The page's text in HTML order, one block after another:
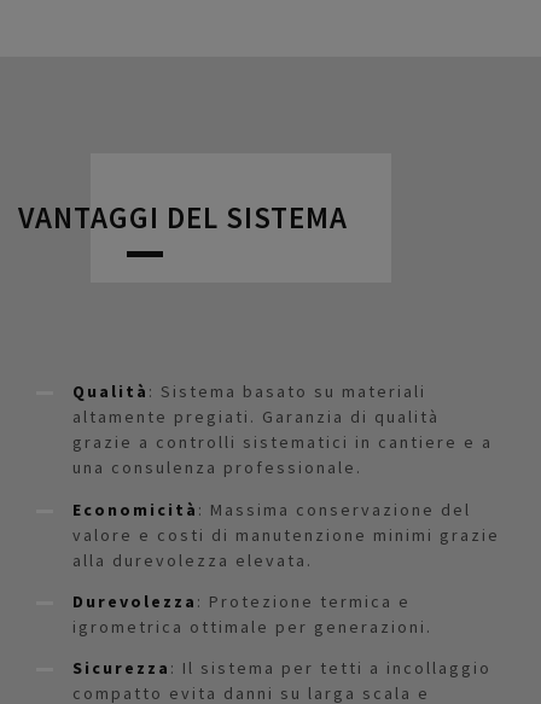
VANTAGGI DEL SISTEMA
Qualità : Sistema basato su materiali
altamente pregiati. Garanzia di qualità
grazie a controlli sistematici in cantiere e a
una consulenza professionale.
Economicità : Massima conservazione del
valore e costi di manutenzione minimi grazie
alla durevolezza elevata.
Durevolezza : Protezione termica e
igrometrica ottimale per generazioni.
Sicurezza : Il sistema per tetti a incollaggio
compatto evita danni su larga scala e